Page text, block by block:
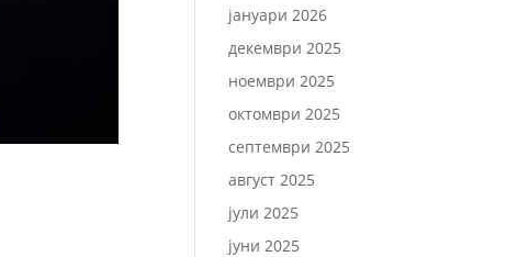
јануари 2026
декември 2025
ноември 2025
октомври 2025
септември 2025
август 2025
јули 2025
јуни 2025